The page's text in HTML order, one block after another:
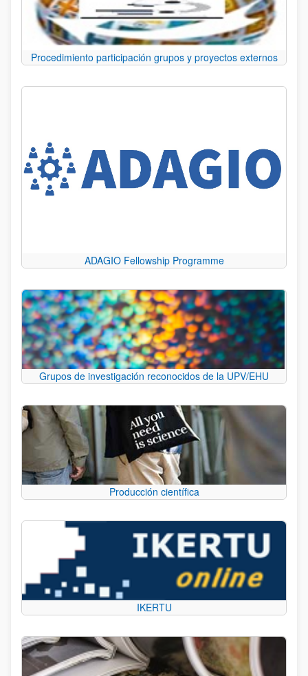
Procedimiento participación grupos y proyectos externos
ADAGIO Fellowship Programme
Grupos de investigación reconocidos de la UPV/EHU
Producción científica
IKERTU